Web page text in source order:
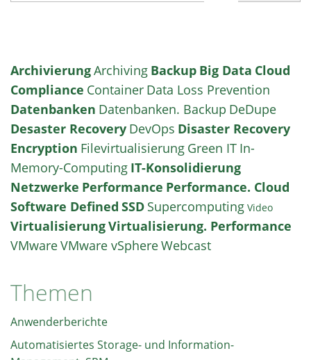
ArchivierungArchiving Backup Big Data Cloud
Compliance Container Data Loss Prevention
Datenbanken Datenbanken. Backup DeDupe
Desaster Recovery DevOps Disaster Recovery
Encryption Filevirtualisierung Green IT In-
Memory-Computing IT-Konsolidierung
Netzwerke Performance Performance. Cloud
Software Defined SSD Supercomputing Video
VirtualisierungVirtualisierung. Performance
VMwareVMware vSphereWebcast
Themen
Anwenderberichte
Automatisiertes Storage- und Information-